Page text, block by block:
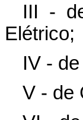
III -
Elétrico;
IV -
V - de